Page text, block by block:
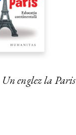
Un englez la Paris